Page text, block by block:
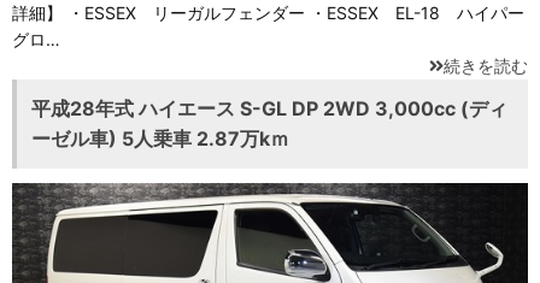
詳細】 ・ESSEX リーガルフェンダー ・ESSEX EL-18 ハイパー
グロ…
続きを読む
平成28年式 ハイエース S-GL DP 2WD 3,000cc (ディ
ーゼル車) 5人乗車 2.87万kｍ